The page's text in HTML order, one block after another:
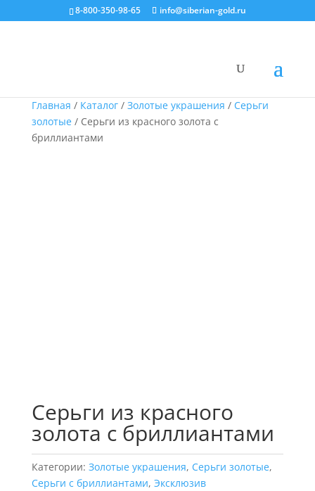
8-800-350-98-65 info@siberian-gold.ru
Главная / Каталог/ Золотые украшения / Серьги
золотые/ Серьги из красного золота с
бриллиантами
Серьги из красного
золота с бриллиантами
Категории: Золотые украшения, Серьги золотые,
Серьги с бриллиантами, Эксклюзив